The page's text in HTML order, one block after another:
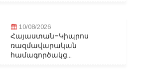
10/08/2026
Հայաստան–Կիպրոս
ռազմավարական
համագործակց...